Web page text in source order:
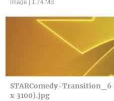
image 1.74 MB
STARComedy-
x 3100).jpg